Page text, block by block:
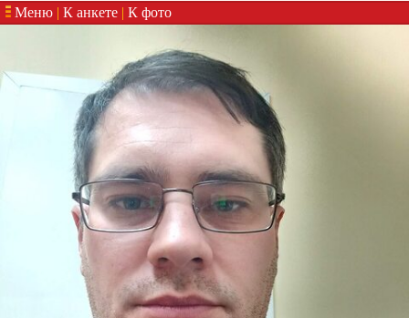
Меню | К анкете | К фото